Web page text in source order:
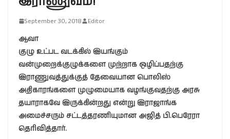
September 30, 2018 Editor
ஆவா
குழு உட்பட வடக்கில் இயங்கும்
வன்முறைக்குழுக்களை முற்றாக ஒழிப்பதற்கு
இராணுவத்துக்குத் தேவையான பொலிஸ்
அதிகாரங்களை முழுமையாக வழங்குவதற்கு அரசு
தயாராகவே இருக்கின்றது என்று இராஜாங்க
அமைச்சரும் சட்டத்தரணியுமான அஜித் பி.பெரேரா
தெரிவித்தார்.